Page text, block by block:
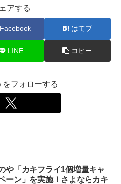
アする
Facebook はてブ
LINE コピー
をフォローする
や「カキフライ1個増量キャ
ーン」を実施！さよならカキ